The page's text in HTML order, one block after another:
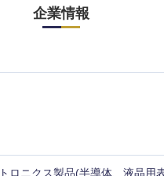
企業情報
ロニクス製品(半導体、液晶用